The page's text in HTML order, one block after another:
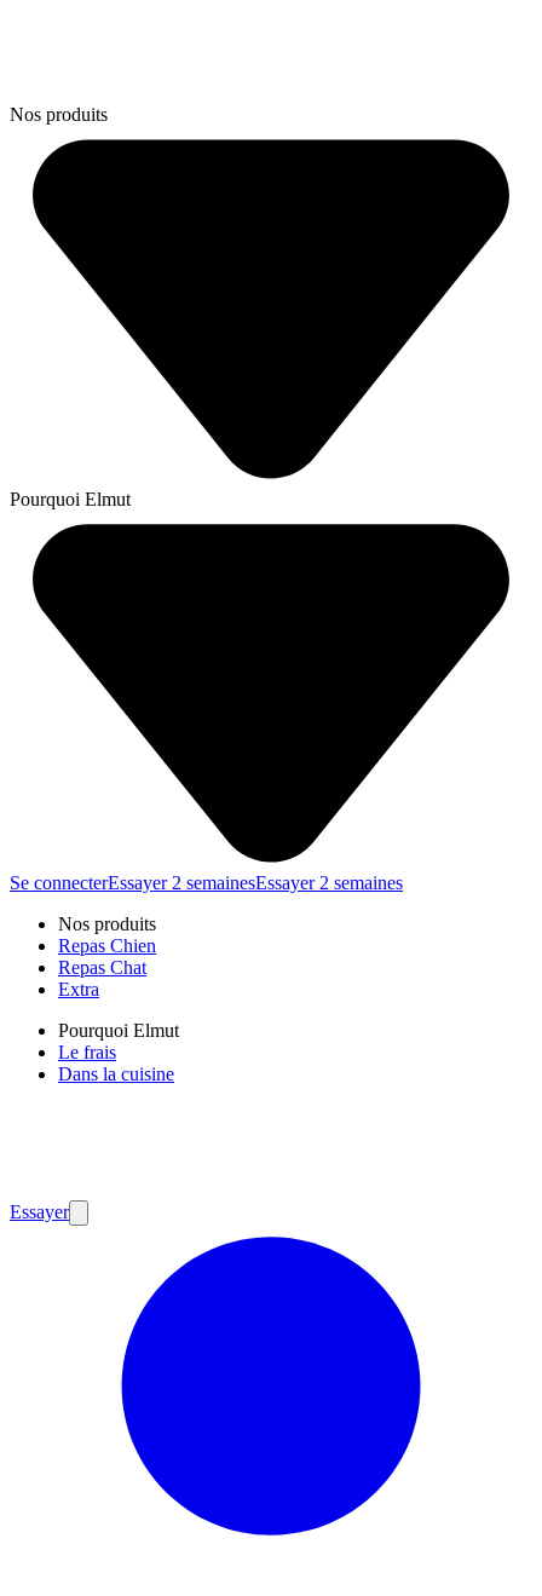
Nos produits
Pourquoi Elmut
Se connecterEssayer 2 semainesEssayer 2 semaines
Nos produits
Repas Chien
Repas Chat
Extra
Pourquoi Elmut
Le frais
Dans la cuisine
Essayer